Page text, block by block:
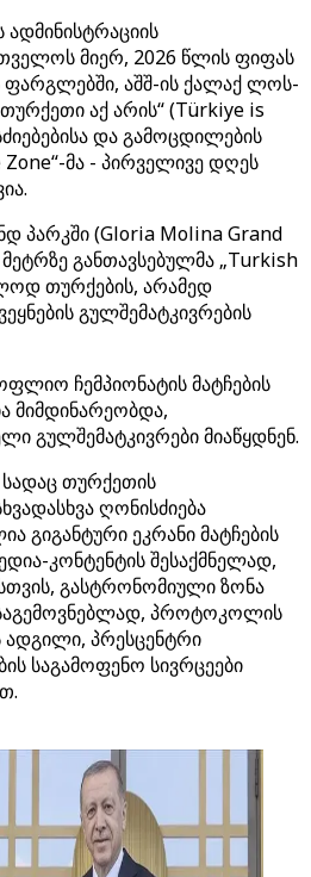
მიერ, 2026 წლის ფიფას
აშშ-ის ქალაქ ლოს-
აქ არის“ (Türkiye is
და გამოცდილების
მა - პირველივე დღეს
პარკში (Gloria Molina Grand
განთავსებულმა „Turkish
თურქების, არამედ
გულშემატკივრების
ჩემპიონატის მატჩების
მიმდინარეობდა,
გულშემატკივრები მიაწყდნენ.
სადაც თურქეთის
ღონისძიება
გიგანტური ეკრანი მატჩების
კონტენტის შესაქმნელად,
გასტრონომიული ზონა
პროტოკოლის
ადგილი, პრესცენტრი
საგამოფენო სივრცეები